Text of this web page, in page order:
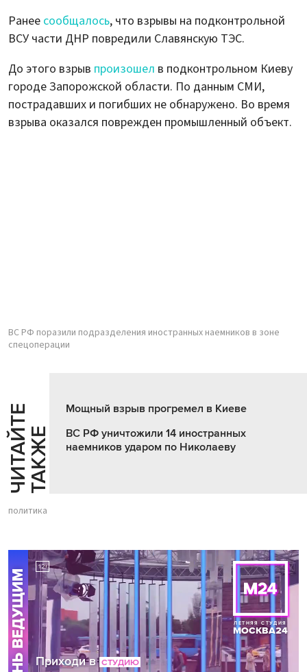
Ранее сообщалось, что взрывы на подконтрольной
ВСУ части ДНР повредили Славянскую ТЭС.
До этого взрыв произошел в подконтрольном Киеву
городе Запорожской области. По данным СМИ,
пострадавших и погибших не обнаружено. Во время
взрыва оказался поврежден промышленный объект.
ВС РФ поразили подразделения иностранных наемников в зоне
спецоперации
Ч
И
Т
АЙ
Т
Е
Т
А
К
ЖЕ
Мощный взрыв прогремел в Киеве
ВС РФ уничтожили 14 иностранных
наемников ударом по Николаеву
политика